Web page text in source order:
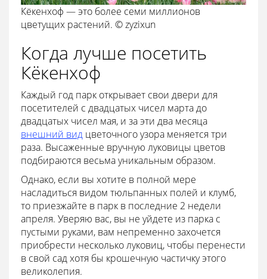
Кёкенхоф — это более семи миллионов
цветущих растений. © zyzixun
Когда лучше посетить
Кёкенхоф
Каждый год парк открывает свои двери для
посетителей с двадцатых чисел марта до
двадцатых чисел мая, и за эти два месяца
внешний вид цветочного узора меняется три
раза. Высаженные вручную луковицы цветов
подбираются весьма уникальным образом.
Однако, если вы хотите в полной мере
насладиться видом тюльпанных полей и клумб,
то приезжайте в парк в последние 2 недели
апреля. Уверяю вас, вы не уйдете из парка с
пустыми руками, вам непременно захочется
приобрести несколько луковиц, чтобы перенести
в свой сад хотя бы крошечную частичку этого
великолепия.